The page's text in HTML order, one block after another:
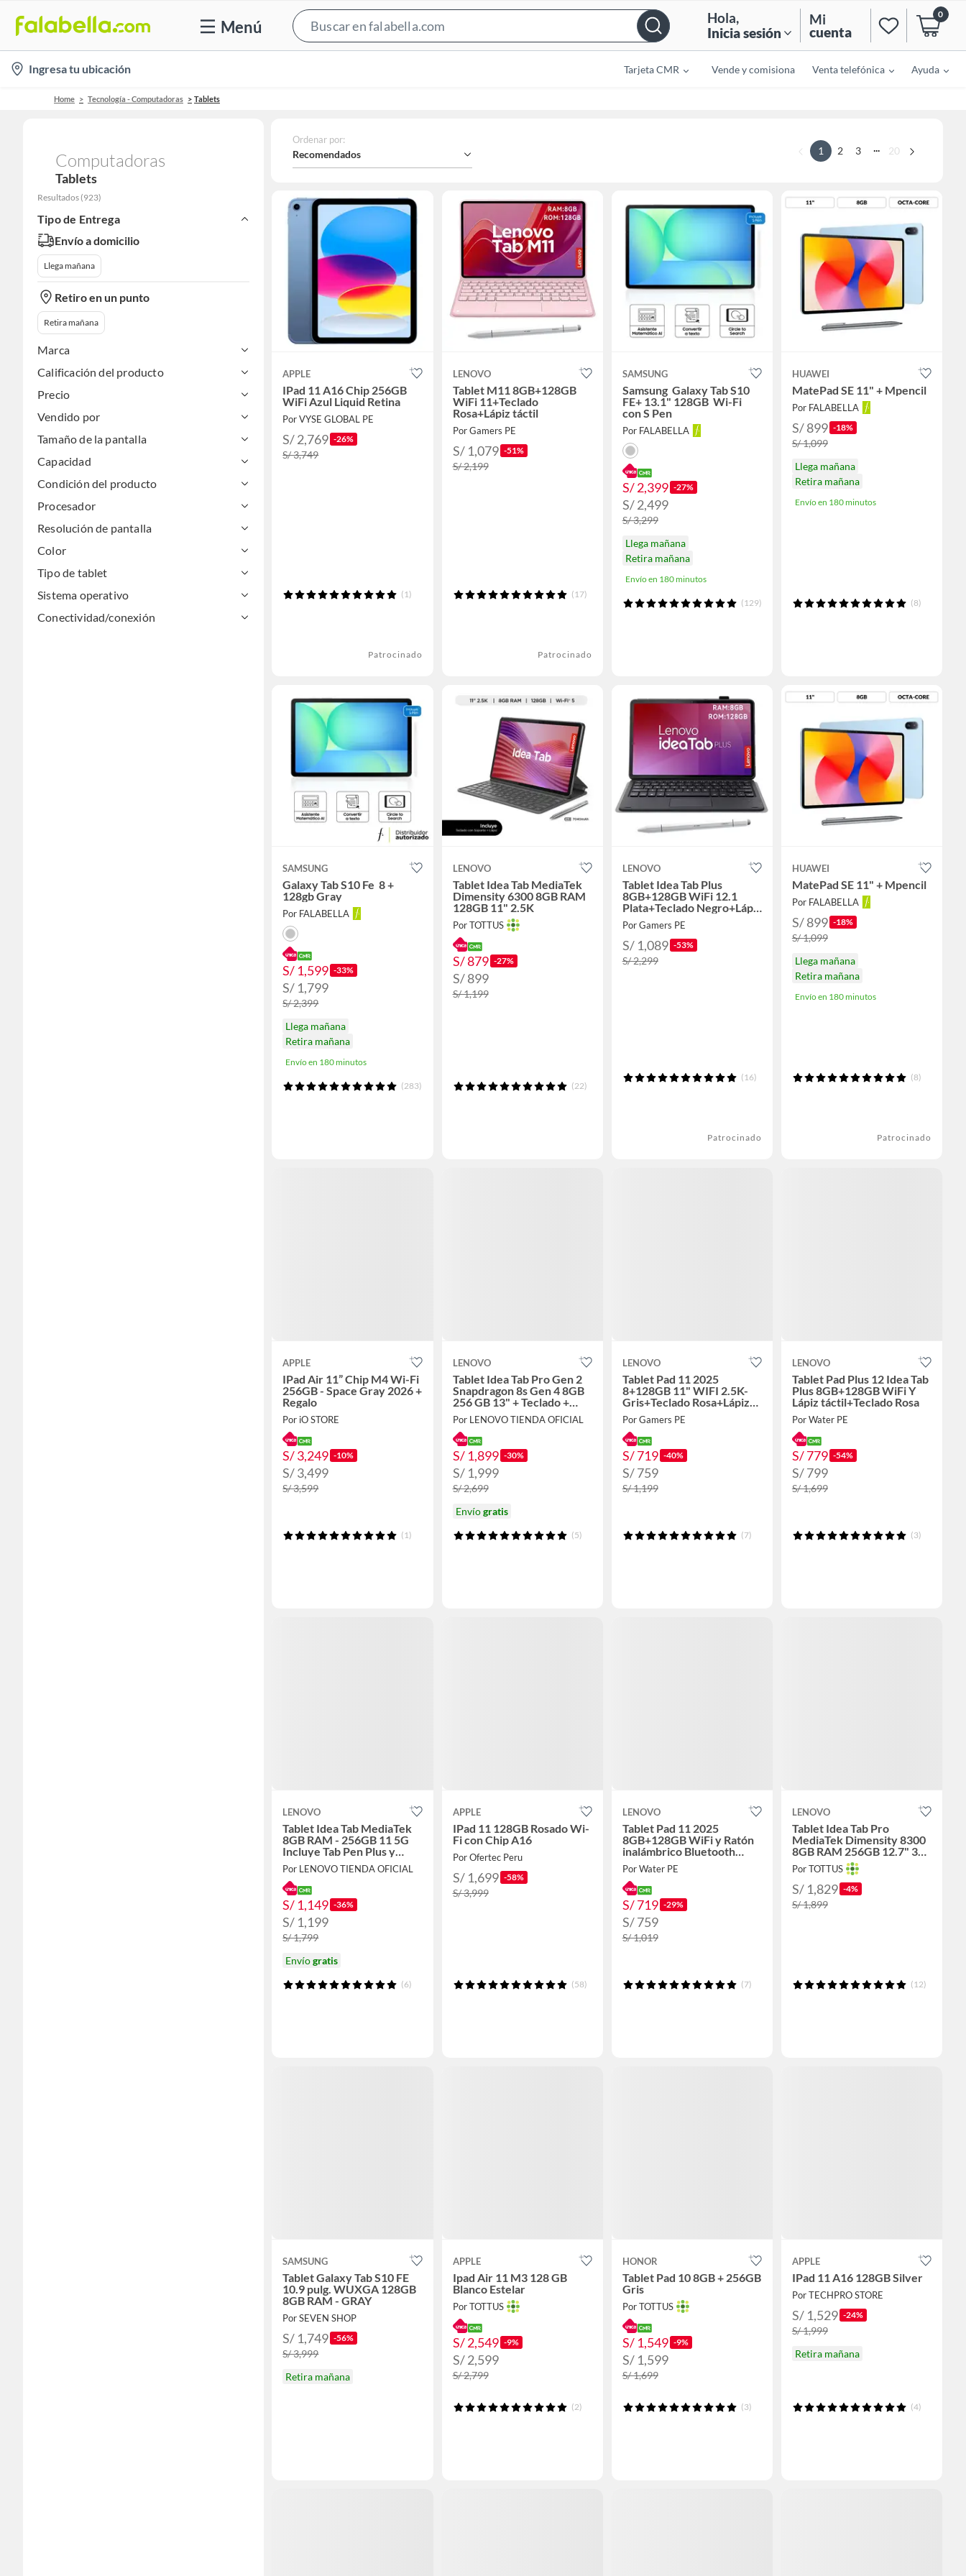
Menú
Bar
Hola,
Inicia sesión
Mi
cuenta
0
location-
icon
Ingresa tu ubicación Tarjeta CMR Vende y comisiona Venta telefónica Ayuda
Home Tecnología - Computadoras Tablets
Computadoras
Tablets
Resultados (923)
Tipo de Entrega
Envío a domicilio
Llega mañana
Retiro en un punto
Retira mañana
Marca
Calificación del producto
Precio
Vendido por
Tamaño de la pantalla
Capacidad
Condición del producto
Procesador
Resolución de pantalla
Color
Tipo de tablet
Sistema operativo
Conectividad/conexión
Ordenar por:
Recomendados 1 2 3 ... 20
APPLE
IPad 11 A16 Chip 256GB
WiFi Azul Liquid Retina
Por VYSE GLOBAL PE
S/ 2,769 -26%
S/ 3,749
(1)
Patrocinado
LENOVO
Tablet M11 8GB+128GB
WiFi 11+Teclado
Rosa+Lápiz táctil
Por Gamers PE
S/ 1,079 -51%
S/ 2,199
(17)
Patrocinado
SAMSUNG
Samsung Galaxy Tab S10
FE+ 13.1" 128GB Wi-Fi
con S Pen
Por FALABELLA
S/ 2,399 -27%
S/ 2,499
S/ 3,299
Llega mañana
Retira mañana
Envío en 180 minutos
(129)
HUAWEI
MatePad SE 11" + Mpencil
Por FALABELLA
S/ 899 -18%
S/ 1,099
Llega mañana
Retira mañana
Envío en 180 minutos
(8)
SAMSUNG
Galaxy Tab S10 Fe 8 +
128gb Gray
Por FALABELLA
S/ 1,599 -33%
S/ 1,799
S/ 2,399
Llega mañana
Retira mañana
Envío en 180 minutos
(283)
LENOVO
Tablet Idea Tab MediaTek
Dimensity 6300 8GB RAM
128GB 11" 2.5K
Por TOTTUS
S/ 879 -27%
S/ 899
S/ 1,199
(22)
LENOVO
Tablet Idea Tab Plus
8GB+128GB WiFi 12.1
Plata+Teclado Negro+Lápiz
táctil
Por Gamers PE
S/ 1,089 -53%
S/ 2,299
(16)
Patrocinado
HUAWEI
MatePad SE 11" + Mpencil
Por FALABELLA
S/ 899 -18%
S/ 1,099
Llega mañana
Retira mañana
Envío en 180 minutos
(8)
Patrocinado
APPLE
IPad Air 11” Chip M4 Wi-Fi
256GB - Space Gray 2026 +
Regalo
Por iO STORE
S/ 3,249 -10%
S/ 3,499
S/ 3,599
(1)
LENOVO
Tablet Idea Tab Pro Gen 2
Snapdragon 8s Gen 4 8GB
256 GB 13" + Teclado +
Lapiz + Garantía ADP ONE
Por LENOVO TIENDA OFICIAL
S/ 1,899 -30%
S/ 1,999
S/ 2,699
Envíogratis
(5)
LENOVO
Tablet Pad 11 2025
8+128GB 11" WIFI 2.5K-
Gris+Teclado Rosa+Lápiz
táctil
Por Gamers PE
S/ 719 -40%
S/ 759
S/ 1,199
(7)
LENOVO
Tablet Pad Plus 12 Idea Tab
Plus 8GB+128GB WiFi Y
Lápiz táctil+Teclado Rosa
Por Water PE
S/ 779 -54%
S/ 799
S/ 1,699
(3)
LENOVO
Tablet Idea Tab MediaTek
8GB RAM - 256GB 11 5G
Incluye Tab Pen Plus y
Funda Teclado Folio
Por LENOVO TIENDA OFICIAL
S/ 1,149 -36%
S/ 1,199
S/ 1,799
Envíogratis
(6)
APPLE
IPad 11 128GB Rosado Wi-
Fi con Chip A16
Por Ofertec Peru
S/ 1,699 -58%
S/ 3,999
(58)
LENOVO
Tablet Pad 11 2025
8GB+128GB WiFi y Ratón
inalámbrico Bluetooth
&Teclado & Lápiz-Morado
Por Water PE
S/ 719 -29%
S/ 759
S/ 1,019
(7)
LENOVO
Tablet Idea Tab Pro
MediaTek Dimensity 8300
8GB RAM 256GB 12.7" 3K
144HZ
Por TOTTUS
S/ 1,829 -4%
S/ 1,899
(12)
SAMSUNG
Tablet Galaxy Tab S10 FE
10.9 pulg. WUXGA 128GB
8GB RAM - GRAY
Por SEVEN SHOP
S/ 1,749 -56%
S/ 3,999
Retira mañana
APPLE
Ipad Air 11 M3 128 GB
Blanco Estelar
Por TOTTUS
S/ 2,549 -9%
S/ 2,599
S/ 2,799
(2)
HONOR
Tablet Pad 10 8GB + 256GB
Gris
Por TOTTUS
S/ 1,549 -9%
S/ 1,599
S/ 1,699
(3)
APPLE
IPad 11 A16 128GB Silver
Por TECHPRO STORE
S/ 1,529 -24%
S/ 1,999
Retira mañana
(4)